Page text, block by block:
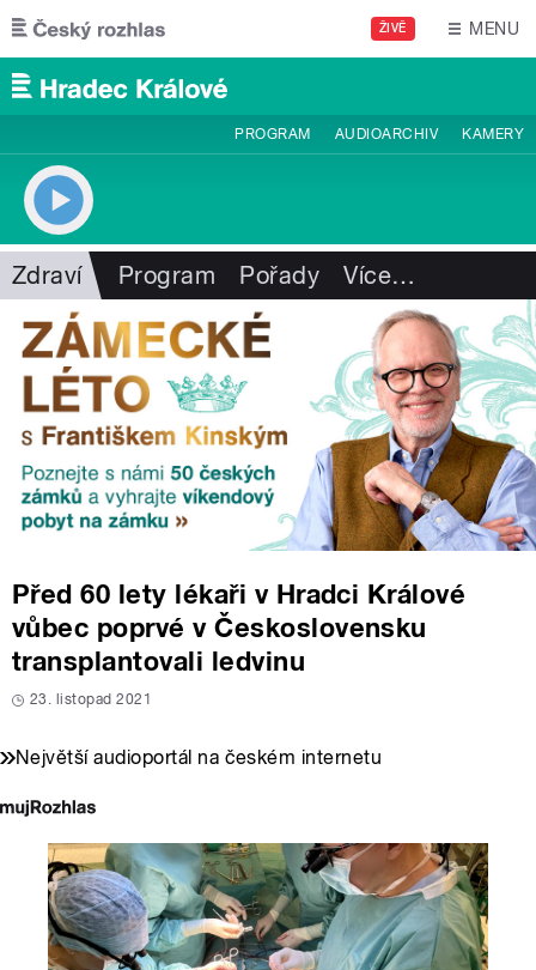
Přejít k hlavnímu obsahu
ŽIVĚ MENU
PROGRAM AUDIOARCHIV KAMERY
Zdraví Program Pořady Více…
Před 60 lety lékaři v Hradci Králové
vůbec poprvé v Československu
transplantovali ledvinu
23. listopad 2021
Největší audioportál na českém internetu